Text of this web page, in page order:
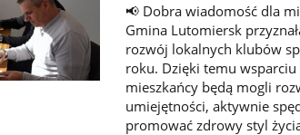
📢 Dobra wiadomość dla
Gmina Lutomiersk
rozwój lokalnych klubów
roku. Dzięki temu wsparciu
mieszkańcy będą mogli
umiejętności, aktywnie
promować zdrowy styl